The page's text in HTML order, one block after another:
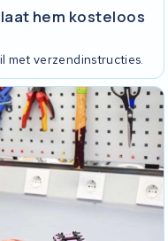
hem kosteloos
met verzendinstructies.